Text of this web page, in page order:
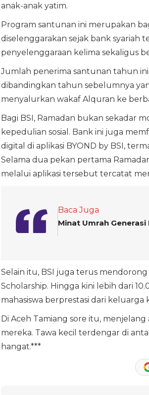
anak-anak yatim.
Program santunan ini merupakan
diselenggarakan sejak bank syariah
penyelenggaraan kelima sekaligus
Jumlah penerima santunan tahun
dibandingkan tahun sebelumnya
menyalurkan wakaf Alquran ke
Bagi BSI, Ramadan bukan sekadar
kepedulian sosial. Bank ini juga
digital di aplikasi BYOND by BSI,
Selama dua pekan pertama
melalui aplikasi tersebut tercatat
Baca Juga
Minat Umrah
Selain itu, BSI juga terus
Scholarship. Hingga kini lebih dari
mahasiswa berprestasi dari
Di Aceh Tamiang sore itu,
mereka. Tawa kecil terdengar di
hangat.***